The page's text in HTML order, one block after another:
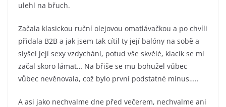
ulehl na břuch.
Začala klasickou ruční olejovou omatlávačkou a po chvíli
přidala B2B a jak jsem tak cítil ty její balóny na sobě a
slyšel její sexy vzdychání, potud vše skvělé, klacík se mi
začal skoro lámat… Na břiše se mu bohužel vůbec
vůbec nevěnovala, což bylo první podstatné mínus…..
A asi jako nechvalme dne před večerem, nechvalme ani